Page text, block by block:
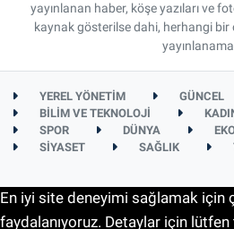
yayınlanan haber, köşe yazıları ve
kaynak gösterilse dahi, herhangi bir
YEREL YÖNETİM
GÜNCEL
BİLİM VE TEKNOLOJİ
SPOR
DÜNYA
SİYASET
SAĞLIK
En iyi site deneyimi sağlamak için
faydalanıyoruz. Detaylar için lütfen